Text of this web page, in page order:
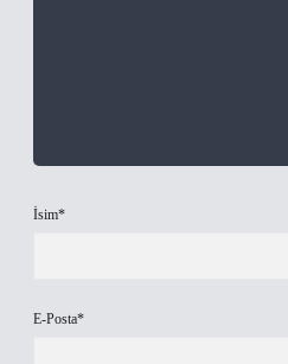
İsim*
E-Posta*